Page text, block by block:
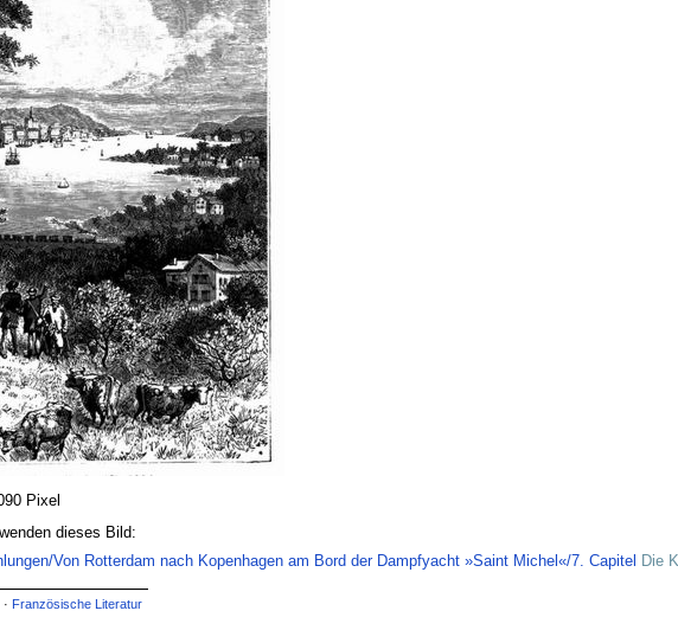
Pixel
dieses Bild:
Von Rotterdam nach Kopenhagen am Bord der Dampfyacht »Saint Michel«/7. Capitel Die
· Französische Literatur